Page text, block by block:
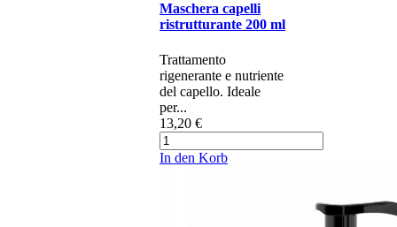
Maschera capelli
ristrutturante 200 ml
Trattamento
rigenerante e nutriente
del capello. Ideale
per...
13,20 €
In den Korb